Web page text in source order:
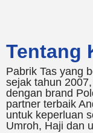
Tentang
Pabrik Tas yang
sejak tahun
dengan brand
partner terbaik
untuk keperluan
Umroh, Haji dan